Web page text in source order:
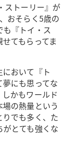
ストーリー』が
おそらく5歳の
『トイ・ス
てもらってま
おいて『ト
にも思ってな
かもワールド
の熱量という
でも多く、た
とても強くな